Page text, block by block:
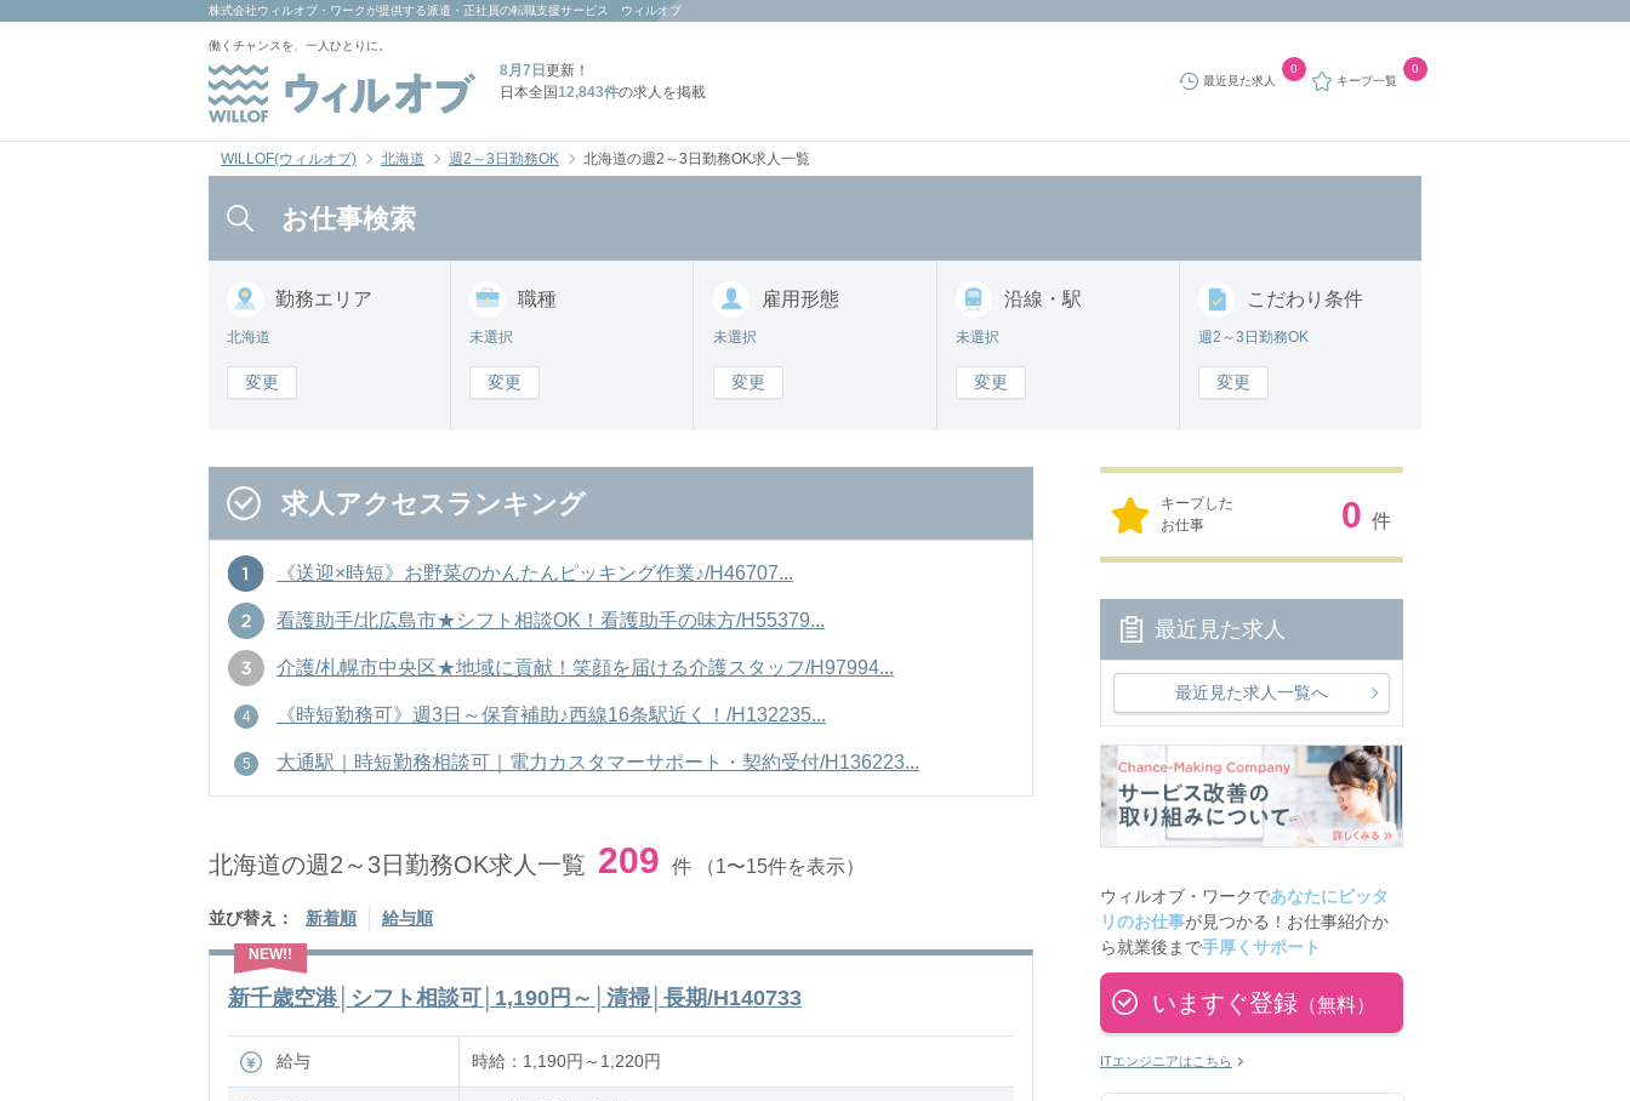
株式会社ウィルオブ・ワーク が提供する派遣・正社員の転職支援サービス ウィルオブ
働くチャンスを、一人ひとりに。
8月7日 更新！
日本全国12,843件の求人を掲載
最近見た求人
0
キープ一覧
0
WILLOF(ウィルオブ) 北海道 週2～3日勤務OK 北海道の週2～3日勤務OK求人一覧
お仕事検索
勤務エリア
北海道
変更
職種
未選択
変更
雇用形態
未選択
変更
沿線・駅
未選択
変更
こだわり 条件
週2～3日勤務OK
変更
求人アクセスランキング
《送迎×時短》お野菜のかんたんピッキング作業♪/H46707...
看護助手/北広島市★シフト相談OK！看護助手の味方/H55379...
介護/札幌市中央区★地域に貢献！笑顔を届ける介護スタッフ/H97994...
《時短勤務可》週3日～保育補助♪西線16条駅近く！/H132235...
大通駅｜時短勤務相談可｜電力カスタマーサポート・契約受付/H136223...
北海道の週2～3日勤務OK求人一覧 209 件 （1〜15件を表示）
並び替え： 新着順 給与順
新千歳空港│シフト相談可│1,190円～│清掃│長期/H140733
給与 時給：1,190円～1,220円
キープした
お仕事
0 件
最近見た求人
最近見た求人一覧へ
ウィルオブ・ワークであなたにピッタ
リのお仕事が見つかる！お仕事紹介か
ら就業後まで手厚くサポート
いますぐ登録 （無料）
ITエンジニアはこちら